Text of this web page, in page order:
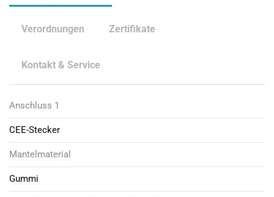
Verordnungen Zertifikate
Kontakt & Service
Anschluss 1
CEE-Stecker
Mantelmaterial
Gummi